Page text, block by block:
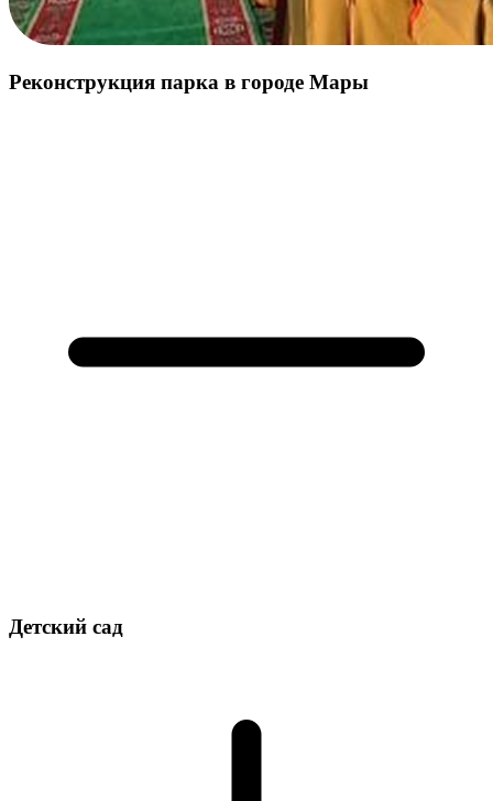
Реконструкция парка в городе Мары
Детский сад